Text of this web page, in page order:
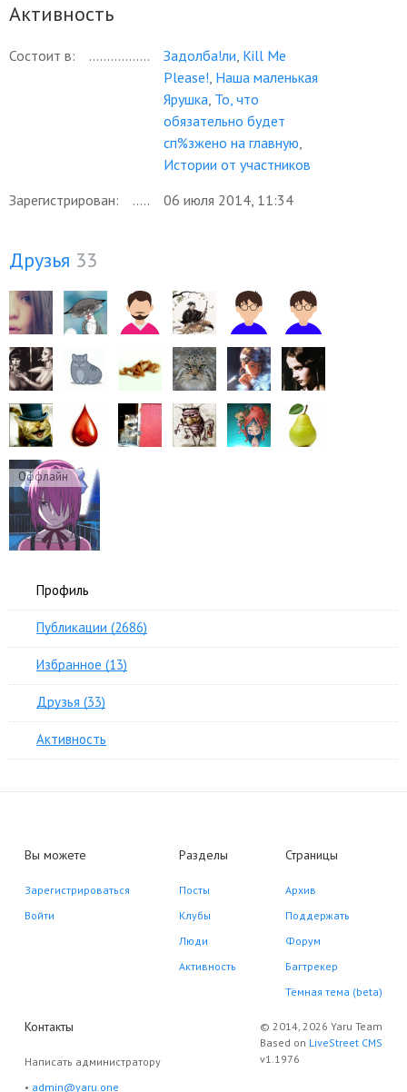
Активность
Состоит в: Задолба!ли, Kill Me
Please!, Наша маленькая
Ярушка, То, что
обязательно будет
сп%зжено на главную,
Истории от участников
Зарегистрирован:
06 июля 2014, 11:34
Друзья 33
Оффлайн
Профиль
Публикации (2686)
Избранное (13)
Друзья (33)
Активность
Вы можете
Зарегистрироваться
Войти
Разделы
Посты
Клубы
Люди
Активность
Страницы
Архив
Поддержать
Форум
Багтрекер
Тёмная тема (beta)
Контакты
Написать администратору
• admin@yaru.one
© 2014, 2026 Yaru Team
Based on LiveStreet CMS
v1.1976